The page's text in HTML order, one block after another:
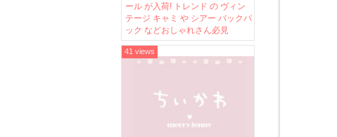
ール が入荷! トレンド の ヴィン
テージ キャミ や シアー バックパ
ック などおしゃれさん必見
41 views